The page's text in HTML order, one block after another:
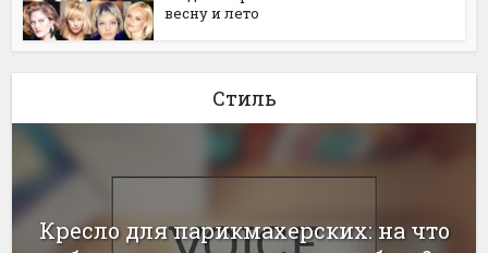
весну и лето
Стиль
Кресло для парикмахерских: на что